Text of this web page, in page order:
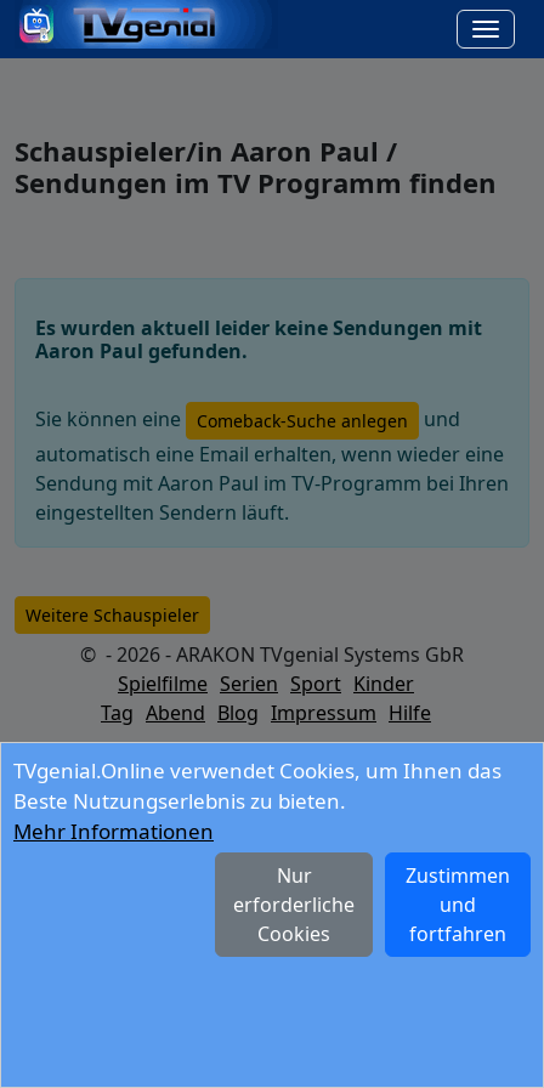
TVgenial.Online verwendet Cookies, um Ihnen das
Beste Nutzungserlebnis zu bieten.
Mehr Informationen
Zustimmen
und
fortfahren
Nur
erforderliche
Cookies
Schauspieler/in Aaron Paul /
Sendungen im TV Programm finden
Es wurden aktuell leider keine Sendungen mit
Aaron Paul gefunden.
Sie können eine Comeback-Suche anlegen
und
automatisch eine Email erhalten, wenn wieder eine
Sendung mit Aaron Paul im TV-Programm bei Ihren
eingestellten Sendern läuft.
Weitere Schauspieler
© - 2026 - ARAKON TVgenial Systems GbR
Spielfilme Serien Sport Kinder
Tag Abend Blog Impressum Hilfe